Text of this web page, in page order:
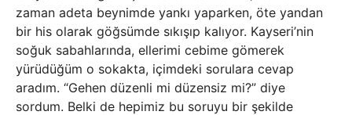
zaman adeta beynimde yankı yaparken, öte yandan
bir his olarak göğsümde sıkışıp kalıyor. Kayseri’nin
soğuk sabahlarında, ellerimi cebime gömerek
yürüdüğüm o sokakta, içimdeki sorulara cevap
aradım. “Gehen düzenli mi düzensiz mi?” diye
sordum. Belki de hepimiz bu soruyu bir şekilde